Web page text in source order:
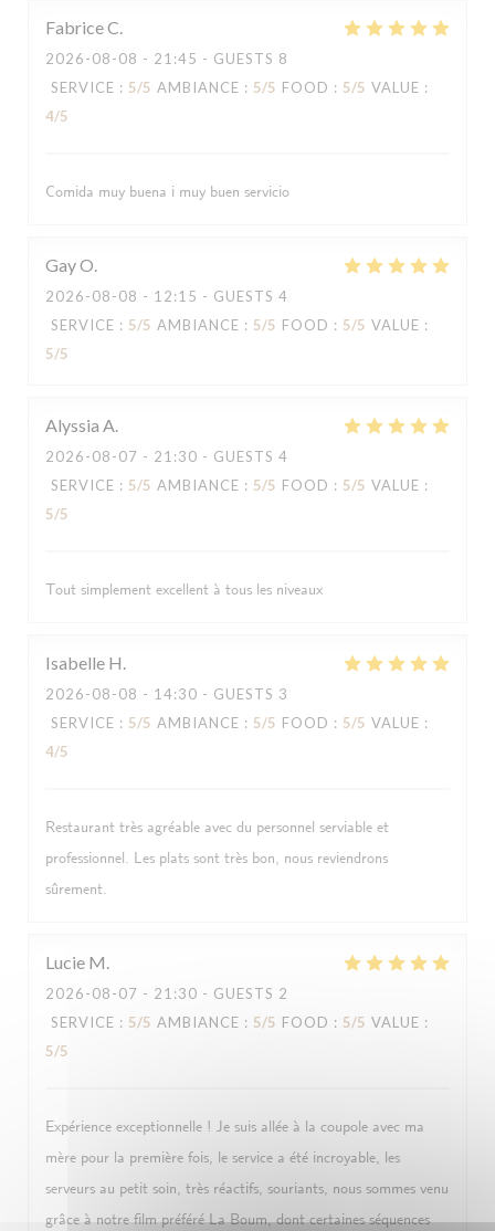
FabriceC
2026-08-08 - 21:45 - GUESTS 8
SERVICE : 5/5 AMBIANCE : 5/5 FOOD : 5/5 VALUE :
4/5
Comida muy buena i muy buen servicio
GayO
2026-08-08 - 12:15 - GUESTS 4
SERVICE : 5/5 AMBIANCE : 5/5 FOOD : 5/5 VALUE :
5/5
Alyssia A
2026-08-07 - 21:30 - GUESTS 4
SERVICE : 5/5 AMBIANCE : 5/5 FOOD : 5/5 VALUE :
5/5
Tout simplement excellent à tous les niveaux
Isabelle H
2026-08-08 - 14:30 - GUESTS 3
SERVICE : 5/5 AMBIANCE : 5/5 FOOD : 5/5 VALUE :
4/5
Restaurant très agréable avec du personnel serviable et
professionnel. Les plats sont très bon, nous reviendrons
sûrement.
Lucie M
2026-08-07 - 21:30 - GUESTS 2
SERVICE : 5/5 AMBIANCE : 5/5 FOOD : 5/5 VALUE :
5/5
Expérience exceptionnelle ! Je suis allée à la coupole avec ma
mère pour la première fois, le service a été incroyable, les
serveurs au petit soin, très réactifs, souriants, nous sommes venu
grâce à notre film préféré La Boum, dont certaines séquences